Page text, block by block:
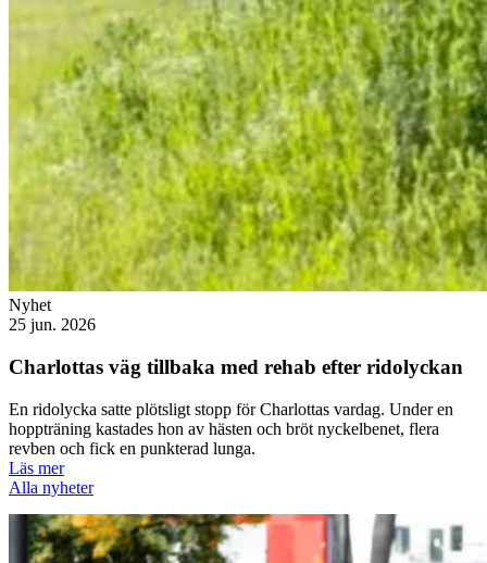
Nyhet
25 jun. 2026
Charlottas väg tillbaka med rehab efter ridolyckan
En ridolycka satte plötsligt stopp för Charlottas vardag. Under en
hoppträning kastades hon av hästen och bröt nyckelbenet, flera
revben och fick en punkterad lunga.
Läs mer
Alla nyheter